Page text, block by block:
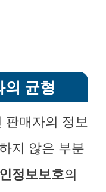
균형
판매자의 정보
지 않은 부분
정보보호의